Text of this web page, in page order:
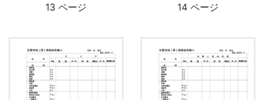
13 ページ 14 ページ